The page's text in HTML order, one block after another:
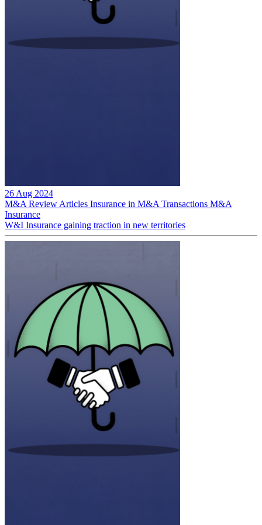
26 Aug 2024
M&A Review Articles Insurance in M&A Transactions M&A
Insurance
W&I Insurance gaining traction in new territories